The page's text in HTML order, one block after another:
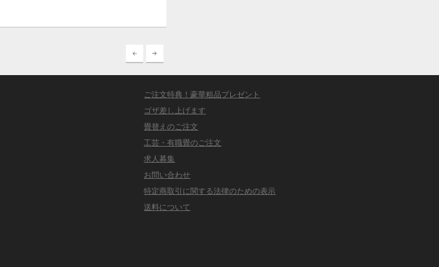
ご注文特典！豪華粗品プレゼント
ゴザ差し上げます
畳替えのご注文
工芸・有職畳のご注文
求人募集
お問い合わせ
特定商取引に関する法律のための表示
送料について